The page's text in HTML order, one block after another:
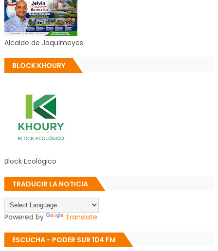
Alcalde de Jaquimeyes
BLOCK KHOURY
Block Ecológico
TRADUCIR LA NOTICIA
Powered by Translate
ESCUCHA - PODER SUR 104 FM